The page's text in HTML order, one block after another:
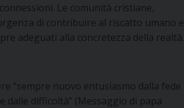
Le comunità cristiane,
di contribuire al riscatto umano e
adeguati alla concretezza della realtà.
“sempre nuovo entusiasmo dalla fede
dalle difficoltà” (Messaggio di papa